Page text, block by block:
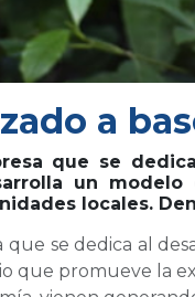
a
que se
un
locales.
que se dedica al
que promueve la